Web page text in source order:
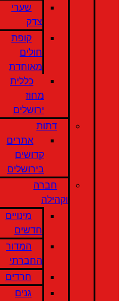
שערי
צדק
קופת
חולים
מאוחדת
כללית
מחוז
ירושלים
דתות
אתרים
קדושים
בירושלים
חברה
וקהילה
מינויים
חדשים
המדור
החברתי
חרדים
גנים